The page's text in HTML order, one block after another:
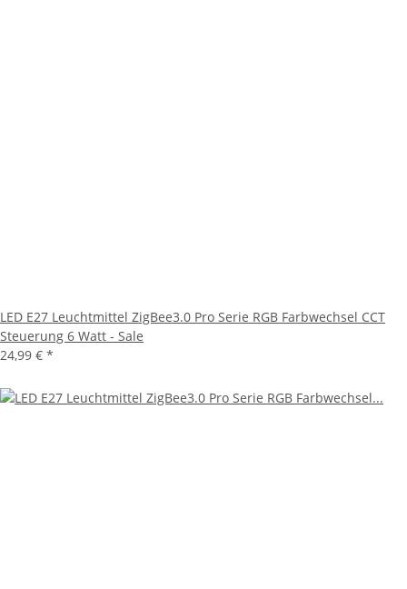
LED E27 Leuchtmittel ZigBee3.0 Pro Serie RGB Farbwechsel CCT
Steuerung 6 Watt - Sale
24,99 € *